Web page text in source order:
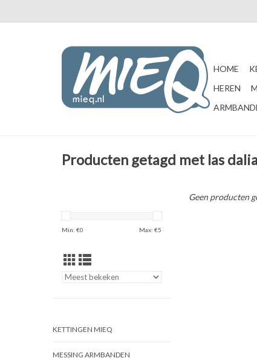
HOME
HEREN
Producten getagd met las
Min: €0 Max: €5
KETTINGEN MIEQ
MESSING ARMBANDEN
Geen producten